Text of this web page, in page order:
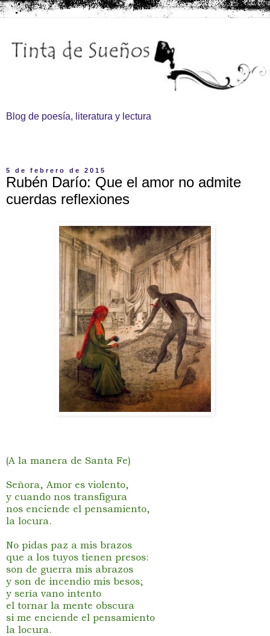
Blog de poesía, literatura y lectura
5 de febrero de 2015
Rubén Darío: Que el amor no admite
cuerdas reflexiones
(A la manera de Santa Fe)
Señora, Amor es violento,
y cuando nos transfigura
nos enciende el pensamiento,
la locura.
No pidas paz a mis brazos
que a los tuyos tienen presos:
son de guerra mis abrazos
y son de incendio mis besos;
y sería vano intento
el tornar la mente obscura
si me enciende el pensamiento
la locura.